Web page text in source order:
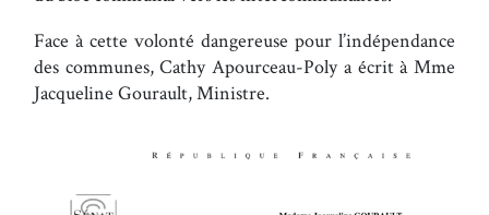
Face à cette volonté dangereuse pour l’indépendance
des communes, Cathy Apourceau-Poly a écrit à Mme
Jacqueline Gourault, Ministre.